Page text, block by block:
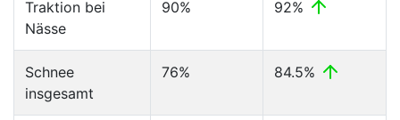
Traktion bei
Nässe
90% 92%
Schnee
insgesamt
76% 84.5%